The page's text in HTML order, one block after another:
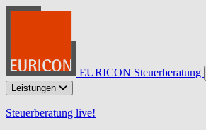
EURICON Steuerberatung
Leistungen
Steuerberatung live!